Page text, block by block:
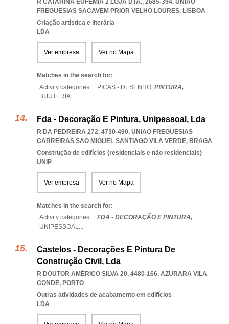
R CATARINA EUFÉMIA 2 LOJA DTA., 2685-394, UNIAO
FREGUESIAS SACAVEM PRIOR VELHO LOURES, LISBOA
Criação artística e literária
LDA
Ver empresa Ver no Mapa
Matches in the search for:
Activity categories: ...PICAS - DESENHO, PINTURA,
BIJUTERIA...
Fda - Decoração E Pintura, Unipessoal, Lda
R DA PEDREIRA 272, 4730-490, UNIAO FREGUESIAS
CARREIRAS SAO MIGUEL SANTIAGO VILA VERDE, BRAGA
Construção de edifícios (residenciais e não residenciais)
UNIP
Ver empresa Ver no Mapa
Matches in the search for:
Activity categories: ...FDA - DECORAÇÃO E PINTURA,
UNIPESSOAL...
Castelos - Decorações E Pintura De
Construção Civil, Lda
R DOUTOR AMÉRICO SILVA 20, 4480-166, AZURARA VILA
CONDE, PORTO
Outras atividades de acabamento em edifícios
LDA